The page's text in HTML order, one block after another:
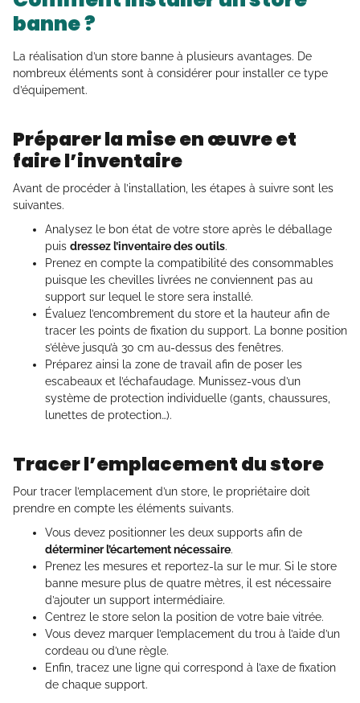
banne ?
La réalisation d’un store banne à plusieurs avantages. De
nombreux éléments sont à considérer pour installer ce type
d’équipement.
Préparer la mise en œuvre et
faire l’inventaire
Avant de procéder à l’installation, les étapes à suivre sont les
suivantes.
Analysez le bon état de votre store après le déballage
puis dressez l’inventaire des outils.
Prenez en compte la compatibilité des consommables
puisque les chevilles livrées ne conviennent pas au
support sur lequel le store sera installé.
Évaluez l’encombrement du store et la hauteur afin de
tracer les points de fixation du support. La bonne position
s’élève jusqu’à 30 cm au-dessus des fenêtres.
Préparez ainsi la zone de travail afin de poser les
escabeaux et l’échafaudage. Munissez-vous d’un
système de protection individuelle (gants, chaussures,
lunettes de protection…).
Tracer l’emplacement du store
Pour tracer l’emplacement d’un store, le propriétaire doit
prendre en compte les éléments suivants.
Vous devez positionner les deux supports afin de
déterminer l’écartement nécessaire.
Prenez les mesures et reportez-la sur le mur. Si le store
banne mesure plus de quatre mètres, il est nécessaire
d’ajouter un support intermédiaire.
Centrez le store selon la position de votre baie vitrée.
Vous devez marquer l’emplacement du trou à l’aide d’un
cordeau ou d’une règle.
Enfin, tracez une ligne qui correspond à l’axe de fixation
de chaque support.